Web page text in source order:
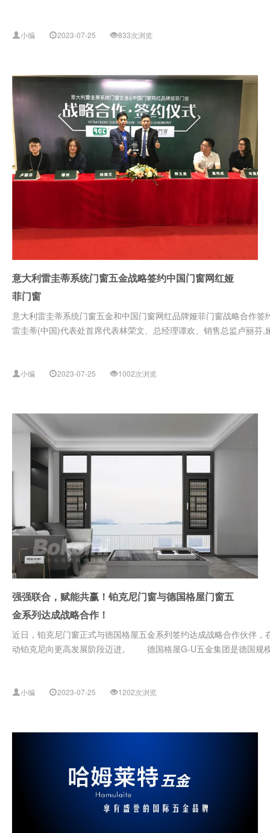
小编 2023-07-25 833次浏览
意大利雷圭蒂系统门窗五金战略签约中国门窗网红娅
菲门窗
意大利雷圭蒂系统门窗五金和中国门窗网红品牌娅菲门窗战略合
雷圭蒂(中国)代表处首席代表林荣文、总经理谭欢、销售总监卢丽芬,
小编 2023-07-25 1002次浏览
强强联合，赋能共赢！铂克尼门窗与德国格屋门窗五
金系列达成战略合作！
近日，铂克尼门窗正式与德国格屋五金系列签约达成战略合作伙伴
动铂克尼向更高发展阶段迈进。 德国格屋G-U五金集团是德国规
小编 2023-07-25 1202次浏览